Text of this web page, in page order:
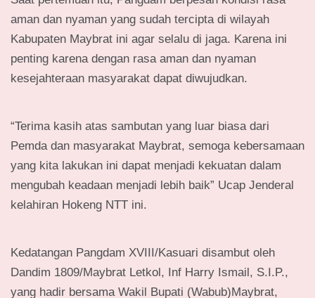
aman dan nyaman yang sudah tercipta di wilayah
Kabupaten Maybrat ini agar selalu di jaga. Karena ini
penting karena dengan rasa aman dan nyaman
kesejahteraan masyarakat dapat diwujudkan.
“Terima kasih atas sambutan yang luar biasa dari
Pemda dan masyarakat Maybrat, semoga kebersamaan
yang kita lakukan ini dapat menjadi kekuatan dalam
mengubah keadaan menjadi lebih baik” Ucap Jenderal
kelahiran Hokeng NTT ini.
Kedatangan Pangdam XVIII/Kasuari disambut oleh
Dandim 1809/Maybrat Letkol, Inf Harry Ismail, S.I.P.,
yang hadir bersama Wakil Bupati (Wabub)Maybrat,